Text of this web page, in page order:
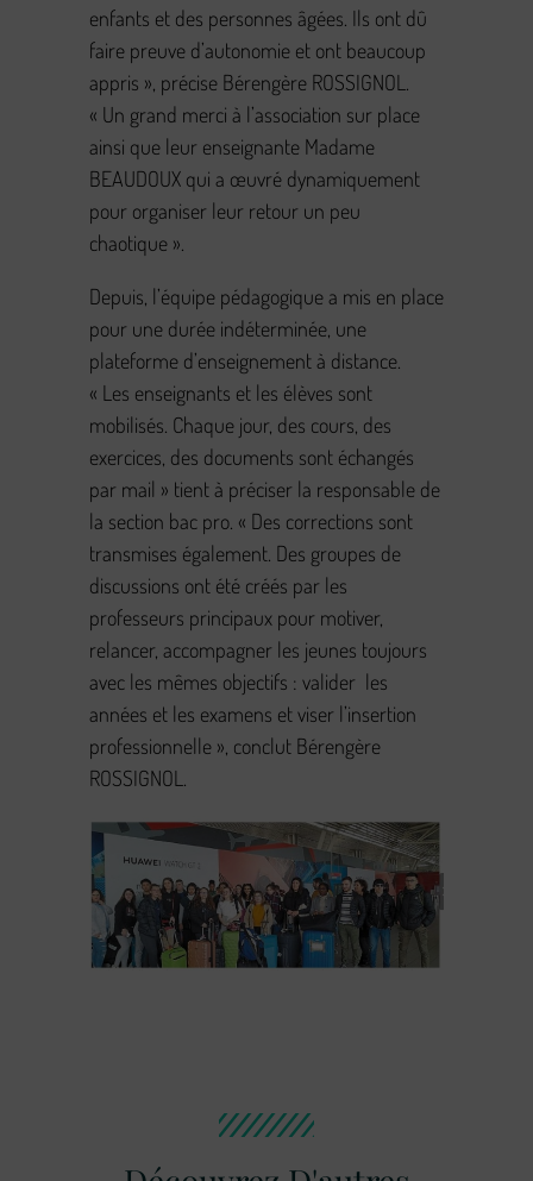
enfants et des personnes âgées. Ils ont dû
faire preuve d’autonomie et ont beaucoup
appris », précise Bérengère ROSSIGNOL.
« Un grand merci à l’association sur place
ainsi que leur enseignante Madame
BEAUDOUX qui a œuvré dynamiquement
pour organiser leur retour un peu
chaotique ».
Depuis, l’équipe pédagogique a mis en place
pour une durée indéterminée, une
plateforme d’enseignement à distance.
« Les enseignants et les élèves sont
mobilisés. Chaque jour, des cours, des
exercices, des documents sont échangés
par mail » tient à préciser la responsable de
la section bac pro. « Des corrections sont
transmises également. Des groupes de
discussions ont été créés par les
professeurs principaux pour motiver,
relancer, accompagner les jeunes toujours
avec les mêmes objectifs : valider les
années et les examens et viser l’insertion
professionnelle », conclut Bérengère
ROSSIGNOL.